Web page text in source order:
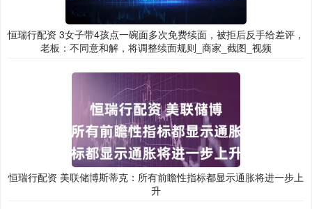
恒瑞行配资 3女子带4孩点一碗面多次免费续面，被拒后反手给差评，
老板：不同意和解，将调整续面规则_商家_截图_视频
恒瑞行配资 美联储博斯蒂克：所有前瞻性指标都显示通胀将进一步上
升